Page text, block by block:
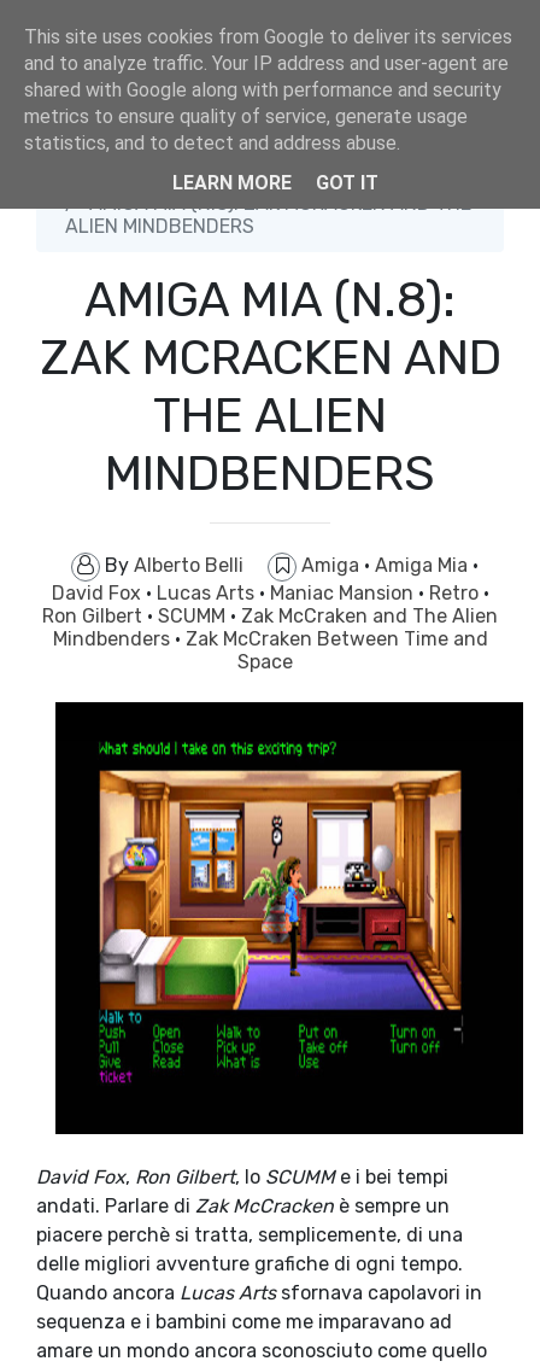
Amiga
AMIGA MIA (N.8): ZAK MCRACKEN AND THE
ALIEN MINDBENDERS
AMIGA MIA (N.8):
ZAK MCRACKEN AND
THE ALIEN
MINDBENDERS
By Alberto Belli Amiga · Amiga Mia ·
David Fox · Lucas Arts · Maniac Mansion · Retro ·
Ron Gilbert · SCUMM · Zak McCraken and The Alien
Mindbenders · Zak McCraken Between Time and
Space
David Fox, Ron Gilbert, lo SCUMMe i bei tempi
andati. Parlare di Zak McCracken è sempre un
piacere perchè si tratta, semplicemente, di una
delle migliori avventure grafiche di ogni tempo.
Quando ancora Lucas Arts sfornava capolavori in
sequenza e i bambini come me imparavano ad
amare un mondo ancora sconosciuto come quello
This site uses cookies from Google to deliver its services
and to analyze traffic. Your IP address and user-agent are
shared with Google along with performance and security
metrics to ensure quality of service, generate usage
statistics, and to detect and address abuse.
LEARN MORE
GOT IT